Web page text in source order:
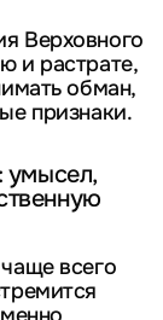
Верховного
и растрате,
обман,
признаки.
умысел,
всего